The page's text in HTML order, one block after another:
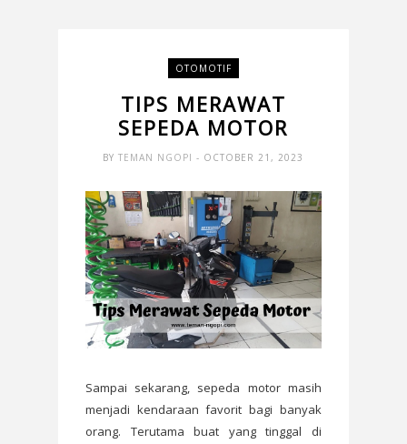
OTOMOTIF
TIPS MERAWAT
SEPEDA MOTOR
BYTEMAN NGOPI- OCTOBER 21, 2023
Sampai sekarang, sepeda motor masih
menjadi kendaraan favorit bagi banyak
orang. Terutama buat yang tinggal di